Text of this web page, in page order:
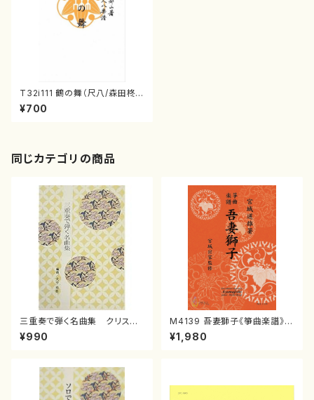
T32i111 鶴の舞（尺八/森田柊
山/尺八/都山式譜）都山流公刊
楽譜曲番:560
¥700
同じカテゴリの商品
三重奏で弾く名曲集 クリスマ
スメドレー( 箏2/大平光美 編
曲/楽譜）
¥990
M4139 吾妻獅子《箏曲楽譜》
（箏/宮城道雄著・宮城宗家監修/
箏曲古典楽譜）
¥1,980